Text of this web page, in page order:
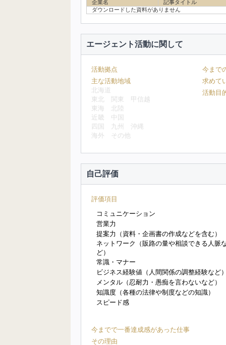
企業名
記事タイトル
ダウンロードした資料がありません
エージェント活動に関して
活動拠点
主な活動地域
北海道
東北
関東
甲信越
東海
北陸
近畿
中国
四国
九州
沖縄
海外
その他
今まで
求めて
活動目
自己評価
評価項目
コミュニケーション
営業力
提案力（資料・企画書の作成などを含む）
ネットワーク（販路の量や相談できる人脈
ど）
常識・マナー
ビジネス経験値（人間関係の調整経験など
メンタル（忍耐力・愚痴を言わないなど）
知識度（各種の法律や制度などの知識）
スピード感
今までで一番達成感があった仕事
その理由